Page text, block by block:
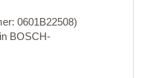
0601B22508)
in BOSCH-